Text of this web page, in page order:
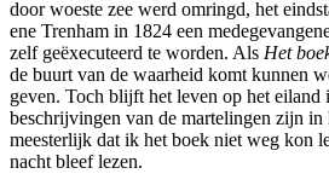
door woeste zee werd omringd, het
ene Trenham in 1824 een
zelf geëxecuteerd te worden. Als Het
de buurt van de waarheid komt kunnen
geven. Toch blijft het leven op het eiland
beschrijvingen van de martelingen zijn
meesterlijk dat ik het boek niet weg kon
nacht bleef lezen.